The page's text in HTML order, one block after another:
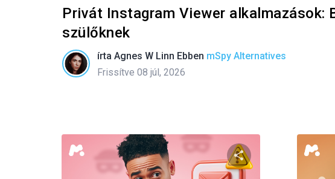
Privát Instagram Viewer alkalmazások:
szülőknek
írta Agnes W Linn Ebben mSpy Alternatives
Frissítve 08 júl, 2026